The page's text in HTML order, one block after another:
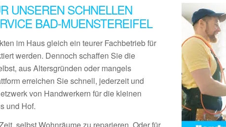
UNSEREN SCHNELLEN
BAD-MUENSTEREIFEL
im Haus gleich ein teurer Fachbetrieb für
werden. Dennoch schaffen Sie die
aus Altersgründen oder mangels
erreichen Sie schnell, jederzeit und
von Handwerkern für die kleinen
und Hof.